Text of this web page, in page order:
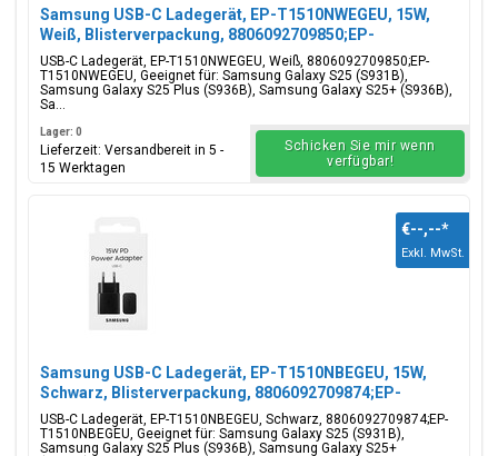
Samsung USB-C Ladegerät, EP-T1510NWEGEU, 15W,
Weiß, Blisterverpackung, 8806092709850;EP-
T1510NWEGEU
USB-C Ladegerät, EP-T1510NWEGEU, Weiß, 8806092709850;EP-
T1510NWEGEU, Geeignet für: Samsung Galaxy S25 (S931B),
Samsung Galaxy S25 Plus (S936B), Samsung Galaxy S25+ (S936B),
Sa...
Lager: 0
Lieferzeit: Versandbereit in 5 -
15 Werktagen
Schicken Sie mir wenn
verfügbar!
Samsung USB-C Ladegerät, EP-T1510NBEGEU, 15W,
Schwarz, Blisterverpackung, 8806092709874;EP-
T1510NBEGEU
USB-C Ladegerät, EP-T1510NBEGEU, Schwarz, 8806092709874;EP-
T1510NBEGEU, Geeignet für: Samsung Galaxy S25 (S931B),
Samsung Galaxy S25 Plus (S936B), Samsung Galaxy S25+
€--,--*
Exkl. MwSt.